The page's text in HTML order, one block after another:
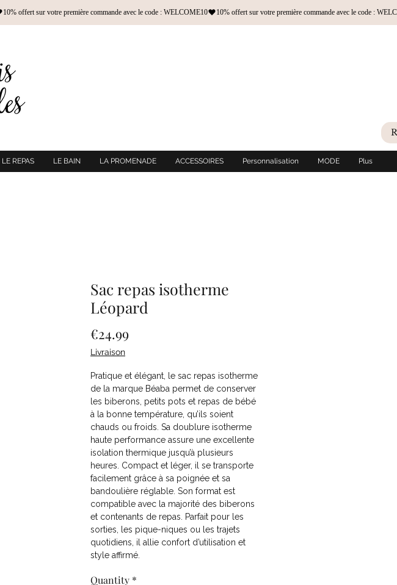
LE REPAS LE BAIN LA PROMENADE ACCESSOIRES Personnalisation MODE Plus
Sac repas isotherme
Léopard
€24.99Price
Livraison
Pratique et élégant, le sac repas isotherme
de la marque Béaba permet de conserver
les biberons, petits pots et repas de bébé
à la bonne température, qu’ils soient
chauds ou froids. Sa doublure isotherme
haute performance assure une excellente
isolation thermique jusqu’à plusieurs
heures. Compact et léger, il se transporte
facilement grâce à sa poignée et sa
bandoulière réglable. Son format est
compatible avec la majorité des biberons
et contenants de repas. Parfait pour les
sorties, les pique-niques ou les trajets
quotidiens, il allie confort d’utilisation et
style affirmé.
Quantity *